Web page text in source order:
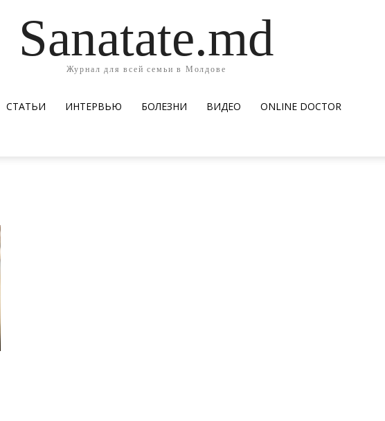
Sanatate.md
Журнал для всей семьи в Молдове
СТАТЬИ ИНТЕРВЬЮ БОЛЕЗНИ ВИДЕО ОNLINE DOCTOR